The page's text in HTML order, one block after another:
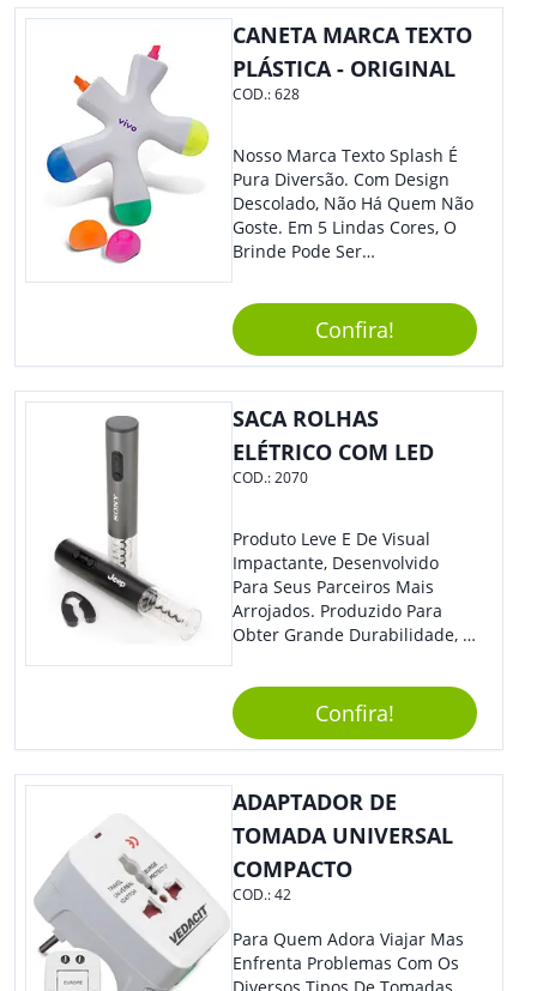
CANETA MARCA TEXTO
PLÁSTICA - ORIGINAL
COD.:628
Nosso Marca Texto Splash É
Pura Diversão. Com Design
Descolado, Não Há Quem Não
Goste. Em 5 Lindas Cores, O
Brinde Pode Ser
Marca, Demais, Não É? Não
Perca Essa Chance E Ofereça
A Seus Clientes E
Colaboradores.
Confira!
SACA ROLHAS
ELÉTRICO COM LED
COD.:2070
Produto Leve E De Visual
Impactante, Desenvolvido
Para Seus Parceiros Mais
Arrojados. Produzido Para
Obter Grande Durabilidade, É
Sua Marca De Forma Estilosa,
Agregando Valor Para Sua
Empresa Em Eventos.
Confira!
ADAPTADOR DE
TOMADA UNIVERSAL
COMPACTO
COD.:42
Para Quem Adora Viajar Mas
Enfrenta Problemas Com Os